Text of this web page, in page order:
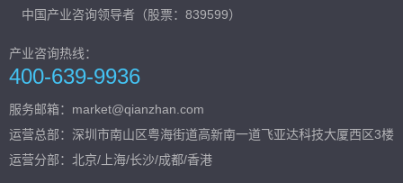
中国产业咨询领导者（股票：839599）
产业咨询热线：
400-639-9936
服务邮箱：market@qianzhan.com
运营总部： 深圳市南山区粤海街道高新南一道飞亚达科技大厦西区3楼
运营分部：北京/上海/长沙/成都/香港